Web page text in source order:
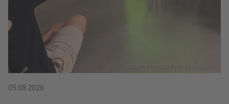
05.08.2026
© Goethe-Institut / Foto: Milan Skusa